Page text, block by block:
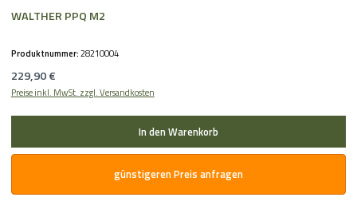
WALTHER PPQ M2
Produktnummer:28210004
Regulärer Preis:
229,90 €
Preise inkl. MwSt. zzgl. Versandkosten
In den Warenkorb
günstigeren Preis anfragen